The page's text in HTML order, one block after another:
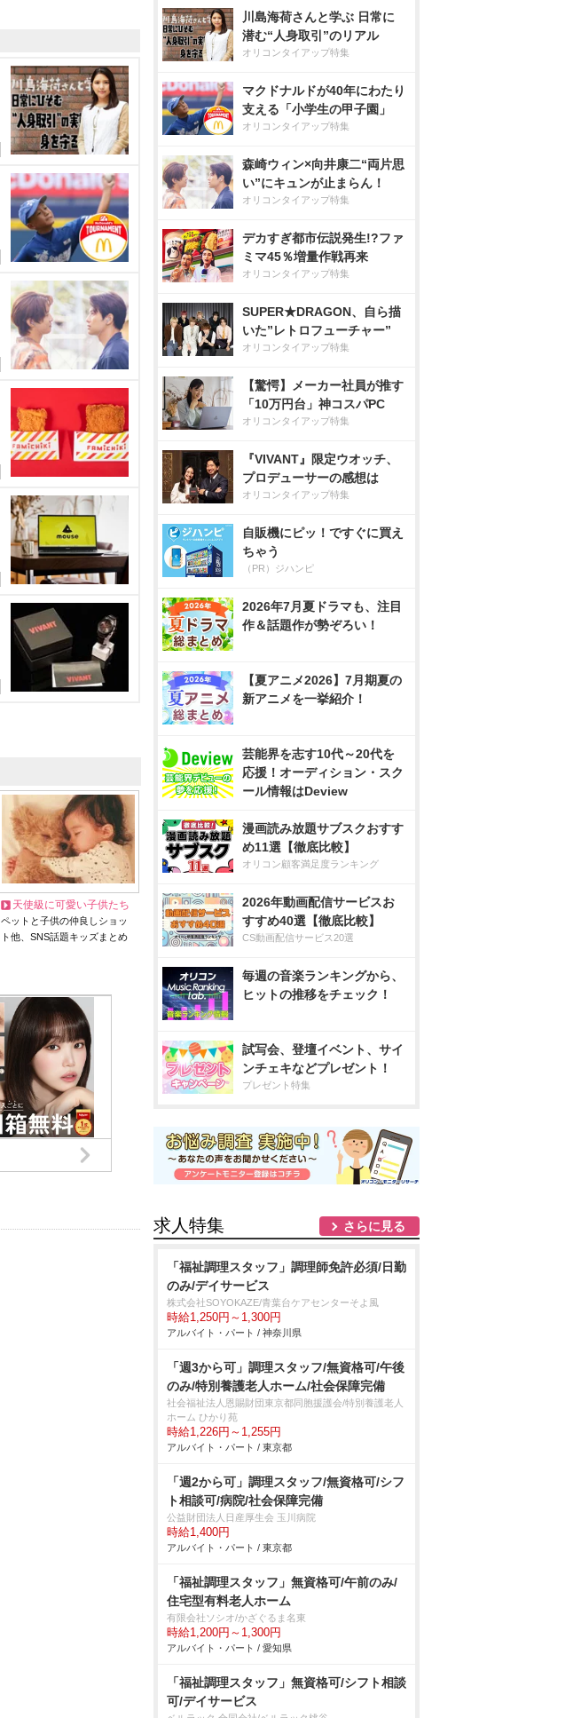
天使級に可愛い子供たち
ペットと子供の仲良しショッ
ト他、SNS話題キッズまとめ
川島海荷さんと学ぶ 日常に
潜む“人身取引”のリアル
オリコンタイアップ特集
マクドナルドが40年にわたり
支える「小学生の甲子園」
オリコンタイアップ特集
森崎ウィン×向井康二“両片思
い”にキュンが止まらん！
オリコンタイアップ特集
デカすぎ都市伝説発生!?ファ
ミマ45％増量作戦再来
オリコンタイアップ特集
SUPER★DRAGON、自ら描
いた”レトロフューチャー”
オリコンタイアップ特集
【驚愕】メーカー社員が推す
「10万円台」神コスパPC
オリコンタイアップ特集
『VIVANT』限定ウオッチ、
プロデューサーの感想は
オリコンタイアップ特集
自販機にピッ！ですぐに買え
ちゃう
（PR）ジハンピ
2026年7月夏ドラマも、注目
作＆話題作が勢ぞろい！
【夏アニメ2026】7月期夏の
新アニメを一挙紹介！
芸能界を志す10代～20代を
応援！オーディション・スク
ール情報はDeview
漫画読み放題サブスクおすす
め11選【徹底比較】
オリコン顧客満足度ランキング
2026年動画配信サービスお
すすめ40選【徹底比較】
CS動画配信サービス20選
毎週の音楽ランキングから、
ヒットの推移をチェック！
試写会、登壇イベント、サイ
ンチェキなどプレゼント！
プレゼント特集
求人特集 さらに見る
「福祉調理スタッフ」調理師免許必須/日勤
のみ/デイサービス
株式会社SOYOKAZE/青葉台ケアセンターそよ風
時給1,250円～1,300円
アルバイト・パート / 神奈川県
「週3から可」調理スタッフ/無資格可/午後
のみ/特別養護老人ホーム/社会保障完備
社会福祉法人恩賜財団東京都同胞援護会/特別養護老人
ホーム ひかり苑
時給1,226円～1,255円
アルバイト・パート / 東京都
「週2から可」調理スタッフ/無資格可/シフ
ト相談可/病院/社会保障完備
公益財団法人日産厚生会 玉川病院
時給1,400円
アルバイト・パート / 東京都
「福祉調理スタッフ」無資格可/午前のみ/
住宅型有料老人ホーム
有限会社ソシオ/かざぐるま名東
時給1,200円～1,300円
アルバイト・パート / 愛知県
「福祉調理スタッフ」無資格可/シフト相談
可/デイサービス